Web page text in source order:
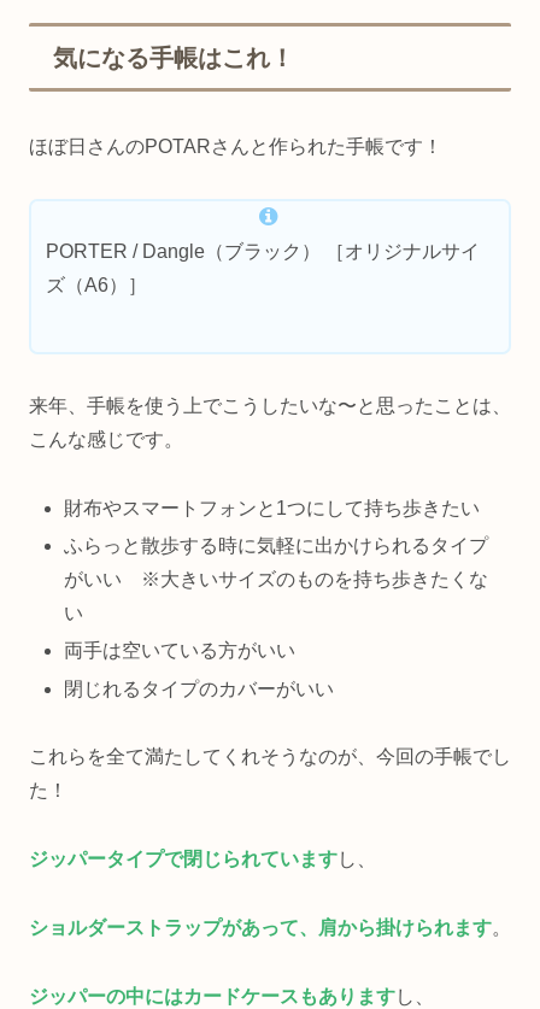
気になる手帳はこれ！
ほぼ日さんのPOTARさんと作られた手帳です！
PORTER / Dangle（ブラック） ［オリジナルサイ
ズ（A6）］
来年、手帳を使う上でこうしたいな〜と思ったことは、
こんな感じです。
財布やスマートフォンと1つにして持ち歩きたい
ふらっと散歩する時に気軽に出かけられるタイプ
がいい ※大きいサイズのものを持ち歩きたくな
い
両手は空いている方がいい
閉じれるタイプのカバーがいい
これらを全て満たしてくれそうなのが、今回の手帳でし
た！
ジッパータイプで閉じられていますし、
ショルダーストラップがあって、肩から掛けられます。
ジッパーの中にはカードケースもありますし、